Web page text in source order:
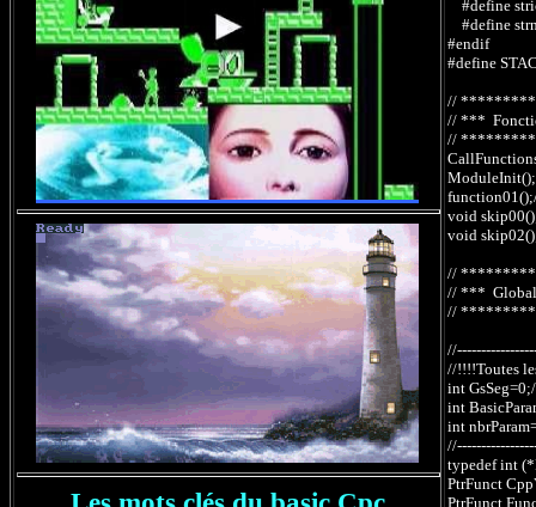
#define
#define
#endif
#define
//
// ***
//
void
void
//
// ***
//
//!!!!Toutes
int
int
int
typedef int
PtrFunct
PtrFunct